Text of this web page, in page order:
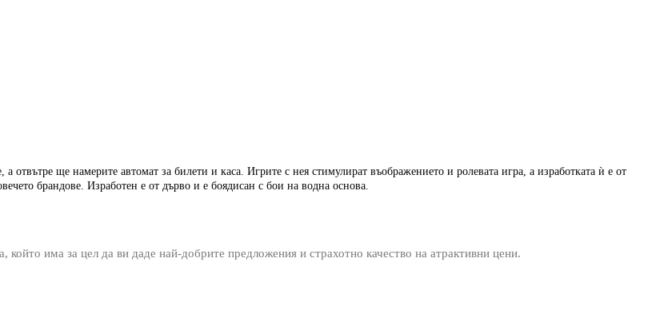
отвътре ще намерите автомат за билети и каса. Игрите с нея стимулират въображението и ролевата игра, а изработката ѝ е от
брандове. Изработен е от дърво и е боядисан с бои на водна основа.
има за цел да ви даде най-добрите предложения и страхотно качество на атрактивни цени.